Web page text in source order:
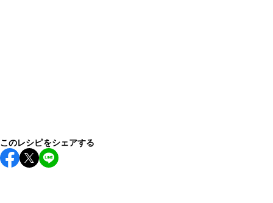
このレシピをシェアする